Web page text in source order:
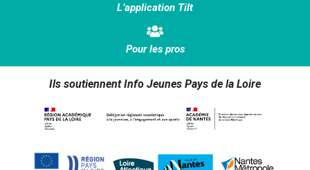
L’application Tilt
Pour les pros
Ils soutiennent Info Jeunes Pays de la Loire